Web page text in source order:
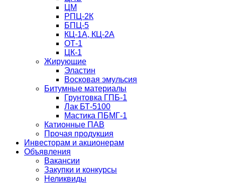
ЦМ
РПЦ-2К
БПЦ-5
КЦ-1А, КЦ-2А
ОТ-1
ЦК-1
Жирующие
Эластин
Восковая эмульсия
Битумные материалы
Грунтовка ГПБ-1
Лак БТ-5100
Мастика ПБМГ-1
Катионные ПАВ
Прочая продукция
Инвесторам и акционерам
Объявления
Вакансии
Закупки и конкурсы
Неликвиды